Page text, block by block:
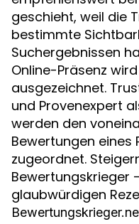
geschieht, weil die
bestimmte
Suchergebnissen
Online-Präsenz
ausgezeichnet.
und Provenexpert
werden den
Bewertungen eines
zugeordnet.
Bewertungskrieger
glaubwürdigen